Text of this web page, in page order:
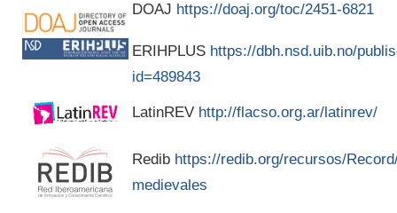
DOAJ https://doaj.org/toc/2451-6821
ERIHPLUS https://dbh.nsd.uib.no/
id=489843
LatinREV http://flacso.org.ar/latinrev/
Redib https://redib.org/recursos/
medievales